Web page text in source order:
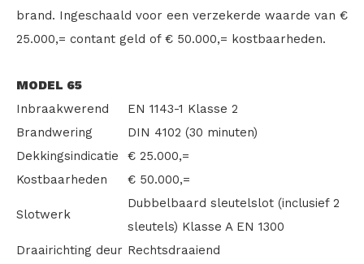
brand. Ingeschaald voor een verzekerde waarde van €
25.000,= contant geld of € 50.000,= kostbaarheden.
MODEL 65
Inbraakwerend
EN 1143-1 Klasse 2
Brandwering
DIN 4102 (30 minuten)
Dekkingsindicatie
€ 25.000,=
Kostbaarheden
€ 50.000,=
Slotwerk
Dubbelbaard sleutelslot (inclusief 2
sleutels) Klasse A EN 1300
Draairichting deur Rechtsdraaiend